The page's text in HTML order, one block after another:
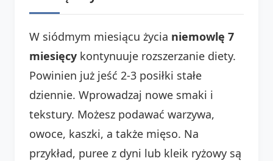
W siódmym miesiącu życia niemowlę 7
miesięcy kontynuuje rozszerzanie diety.
Powinien już jeść 2-3 posiłki stałe
dziennie. Wprowadzaj nowe smaki i
tekstury. Możesz podawać warzywa,
owoce, kaszki, a także mięso. Na
przykład, puree z dyni lub kleik ryżowy są